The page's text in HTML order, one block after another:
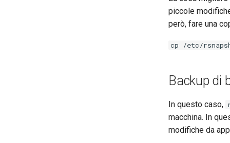
piccole
però, fare una
cp /etc/
Backup di
In questo caso,
macchina. In
modifiche da